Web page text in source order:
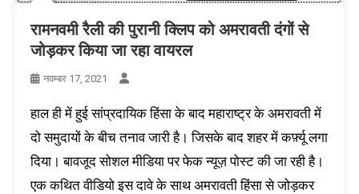
रामनवमी रैली की पुरानी क्लिप को अमरावती दंगों से
जोड़कर किया जा रहा वायरल
नवम्बर 17, 2021
हाल ही में हुई सांप्रदायिक हिंसा के बाद महाराष्ट्र के अमरावती में
दो समुदायों के बीच तनाव जारी है। जिसके बाद शहर में कर्फ़्यू लगा
दिया। बावजूद सोशल मीडिया पर फेक न्यूज़ पोस्ट की जा रही है।
एक कथित वीडियो इस दावे के साथ अमरावती हिंसा से जोड़कर